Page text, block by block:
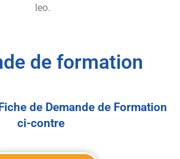
leo.
de formation
de Demande de Formation
ci-contre